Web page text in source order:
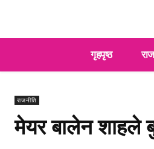
गृहपृष्ठ
राजनीति
मेयर बालेन शाहले